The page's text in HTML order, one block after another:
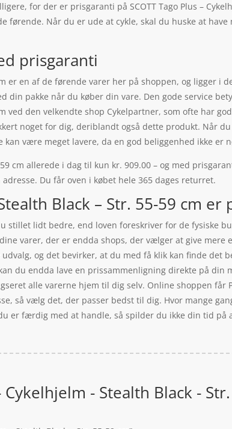
for der er prisgaranti på SCOTT Tago Plus –
førende. Når du er ude at cykle, skal du huske at
prisgaranti
er en af de førende varer her på shoppen, og ligger i
din pakke når du køber din vare. Den gode service
ved den velkendte shop Cykelpartner, som ofte har
noget for dig, deriblandt også dette produkt. Når
være meget lavere, da en god beliggenhed ikke er
59 cm allerede i dag til kun kr. 909.00 – og med
Du får oven i købet hele 365 dages returret.
Black – Str. 55-59 cm
lidt bedre, end loven foreskriver for de fysiske
varer, der er endda shops, der vælger at give
og det bevirker, at du med få klik kan finde det
du endda lave en prissammenligning direkte på din
alle varerne hjem til dig selv. Online shoppen får
så vælg det, der passer bedst til dig. Hvor mange
er færdig med at handle, så spilder du ikke din tid på
Cykelhjelm - Stealth Black -